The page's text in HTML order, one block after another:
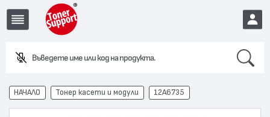
EUR
НАЧАЛО Тонер касети и модули 12A6735